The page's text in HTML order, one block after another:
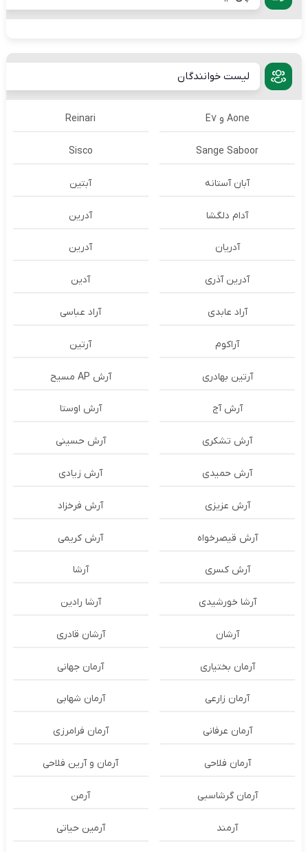
لیست خوانندگان
Aone و E7 Reinari
Sange Saboor
Sisco
آبان آستانه آبتین
آدام دلگشا آدرين
آدریان آدرین
آدرین آذری آدین
آراد عابدی آراد عباسی
آراکوم آرتین
آرتین بهادری آرش AP مسیح
آرش آج آرش اوستا
آرش تشکری آرش حسینی
آرش حمیدی آرش زیادی
آرش عزیزی آرش فرخزاد
آرش قیصرخواه آرش کریمی
آرش کسری آرشا
آرشا خورشیدی آرشا رادین
آرشان آرشان قادری
آرمان بختیاری آرمان جهانی
آرمان زارعی آرمان شهابی
آرمان عرفانی آرمان فرامرزی
آرمان فلاحی آرمان و آرین فلاحی
آرمان گرشاسبی آرمن
آرمند آرمین حیاتی